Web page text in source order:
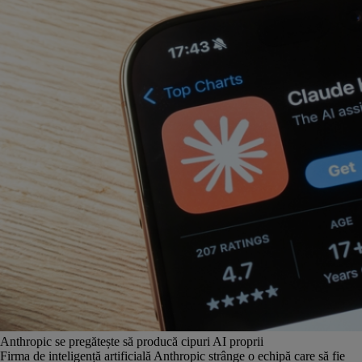
Anthropic se pregătește să producă cipuri AI proprii
Firma de inteligență artificială Anthropic strânge o echipă care să fie